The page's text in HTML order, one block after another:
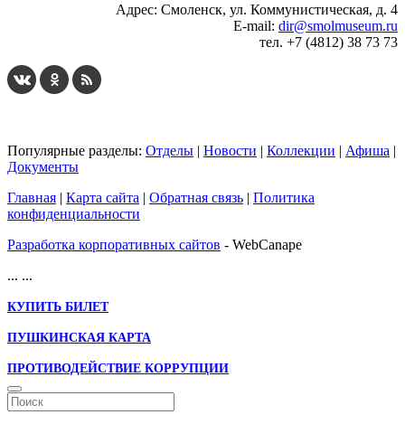
Адрес: Смоленск, ул. Коммунистическая, д. 4
E-mail: dir@smolmuseum.ru
тел. +7 (4812) 38 73 73
Популярные разделы: Отделы | Новости | Коллекции | Афиша |
Документы
Главная | Карта сайта | Обратная связь | Политика
конфиденциальности
Разработка корпоративных сайтов - WebCanape
... ...
КУПИТЬ БИЛЕТ
ПУШКИНСКАЯ КАРТА
ПРОТИВОДЕЙСТВИЕ КОРРУПЦИИ